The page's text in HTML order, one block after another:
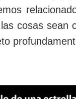
cosas sean